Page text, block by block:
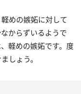
めの嫉妬に対して
からずいるようで
軽めの嫉妬です。度
しょう。